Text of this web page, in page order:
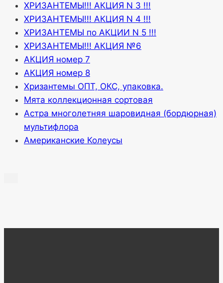
ХРИЗАНТЕМЫ!!! АКЦИЯ N 3 !!!
ХРИЗАНТЕМЫ!!! АКЦИЯ N 4 !!!
ХРИЗАНТЕМЫ по АКЦИИ N 5 !!!
ХРИЗАНТЕМЫ!!! АКЦИЯ №6
АКЦИЯ номер 7
АКЦИЯ номер 8
Хризантемы ОПТ, ОКС, упаковка.
Мята коллекционная сортовая
Астра многолетняя шаровидная (бордюрная)
мультифлора
Американские Колеусы